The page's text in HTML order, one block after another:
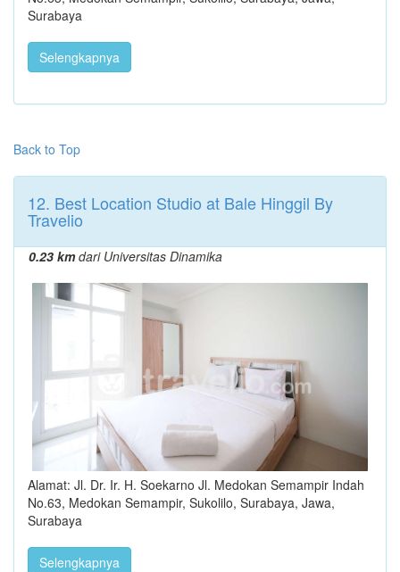
Surabaya
Selengkapnya
Back to Top
12. Best Location Studio at Bale Hinggil By
Travelio
0.23 kmdari Universitas Dinamika
Alamat: Jl. Dr. Ir. H. Soekarno Jl. Medokan Semampir Indah
No.63, Medokan Semampir, Sukolilo, Surabaya, Jawa,
Surabaya
Selengkapnya